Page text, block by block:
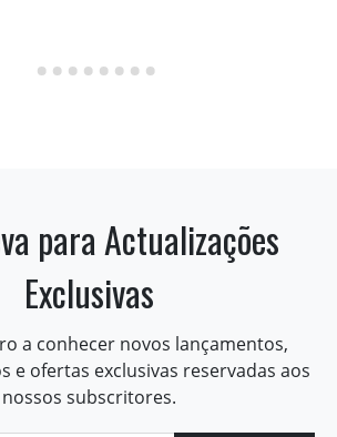
para Actualizações
Exclusivas
a conhecer novos lançamentos,
e ofertas exclusivas reservadas aos
nossos subscritores.